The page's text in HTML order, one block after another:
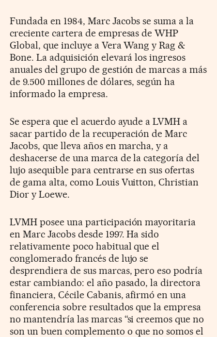
Fundada en 1984, Marc Jacobs se suma a la
creciente cartera de empresas de WHP
Global, que incluye a Vera Wang y Rag &
Bone. La adquisición elevará los ingresos
anuales del grupo de gestión de marcas a más
de 9.500 millones de dólares, según ha
informado la empresa.
Se espera que el acuerdo ayude a LVMH a
sacar partido de la recuperación de Marc
Jacobs, que lleva años en marcha, y a
deshacerse de una marca de la categoría del
lujo asequible para centrarse en sus ofertas
de gama alta, como Louis Vuitton, Christian
Dior y Loewe.
LVMH posee una participación mayoritaria
en Marc Jacobs desde 1997. Ha sido
relativamente poco habitual que el
conglomerado francés de lujo se
desprendiera de sus marcas, pero eso podría
estar cambiando: el año pasado, la directora
financiera, Cécile Cabanis, afirmó en una
conferencia sobre resultados que la empresa
no mantendría las marcas “si creemos que no
son un buen complemento o que no somos el